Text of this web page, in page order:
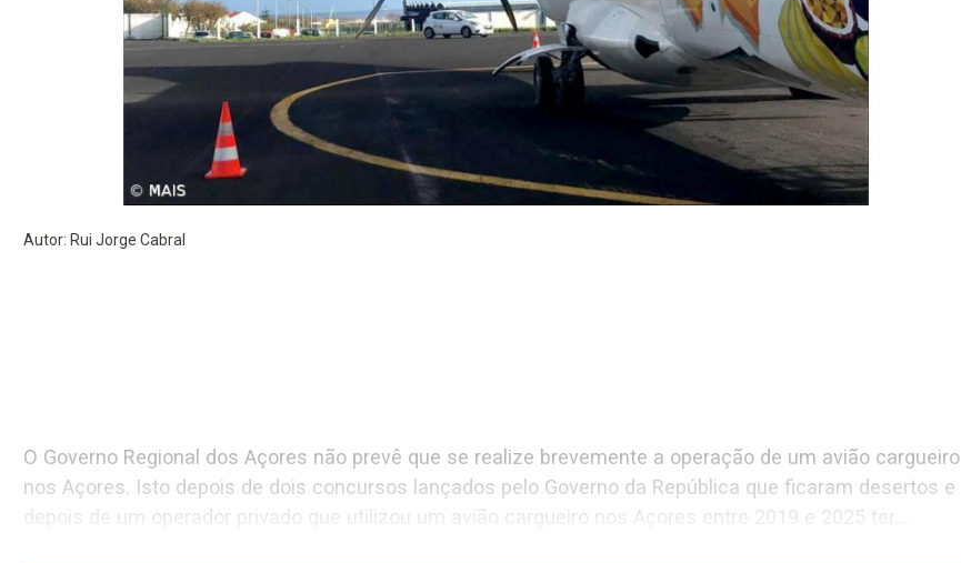
Autor: Rui Jorge Cabral
O Governo Regional dos Açores não prevê que se realize brevemente a operação de um avião cargueiro
nos Açores. Isto depois de dois concursos lançados pelo Governo da República que ficaram desertos e
depois de um operador privado que utilizou um avião cargueiro nos Açores entre 2019 e 2025 ter